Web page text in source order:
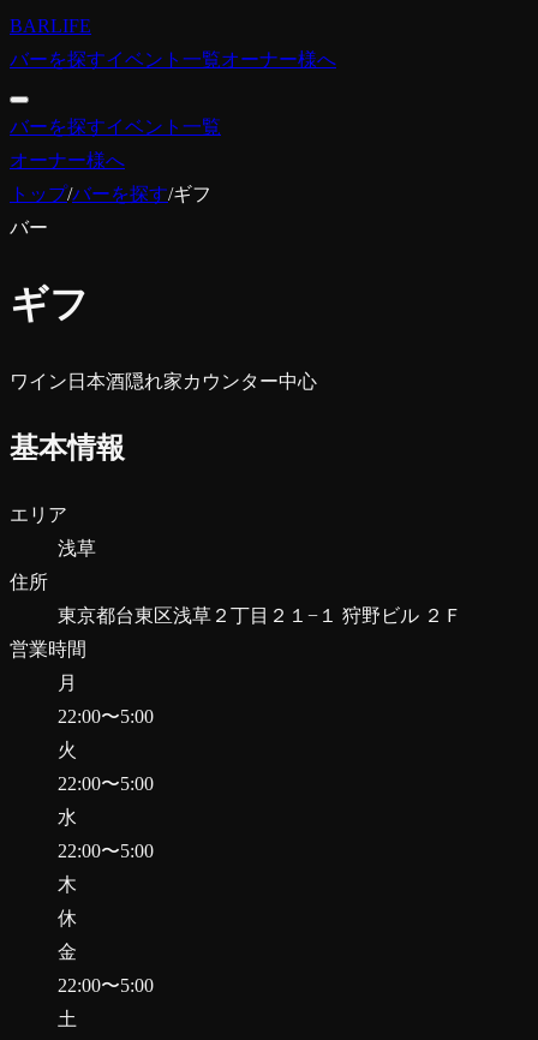
BARLIFE
バーを探すイベント一覧オーナー様へ
バーを探すイベント一覧
オーナー様へ
トップ/バーを探す/ギフ
バー
ギフ
ワイン 日本酒隠れ家カウンター中心
基本情報
エリア
浅草
住所
東京都台東区浅草２丁目２１−１ 狩野ビル ２Ｆ
営業時間
月
22:00〜5:00
火
22:00〜5:00
水
22:00〜5:00
木
休
金
22:00〜5:00
土